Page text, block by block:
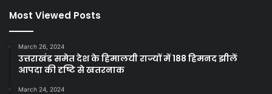
Most Viewed Posts
March 26, 2024
उत्तराखंड समेत देश के हिमालयी राज्यों में 188 हिमनद झीलें
आपदा की दृष्टि से खतरनाक
March 24, 2024